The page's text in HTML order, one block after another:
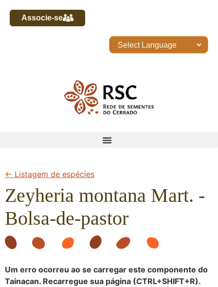
Associe-se
← Listagem de espécies
Zeyheria montana Mart. -
Bolsa-de-pastor
Um erro ocorreu ao se carregar este componente do
Tainacan. Recarregue sua página (CTRL+SHIFT+R).